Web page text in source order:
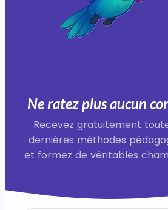
Ne ratez plus aucun
Recevez gratuitement
dernières méthodes
et formez de véritables